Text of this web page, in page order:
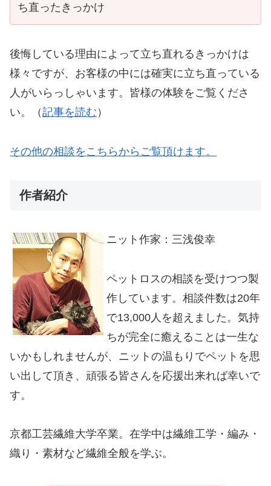
ち直ったきっかけ
後悔している理由によって立ち直れるきっかけは
様々ですが、お客様の中には確実に立ち直っている
人がいらっしゃいます。皆様の体験をご覧くださ
い。（記事を読む ）
その他の相談をこちらからご覧頂けます。
作者紹介
ニット作家：三浅俊幸
ペットロスの相談を受けつつ製
作しています。相談件数は20年
で13,000人を超えました。気持
ちが完全に癒えることは一生な
いかもしれませんが、ニットの温もりでペットを思
い出して頂き、頑張る皆さんを応援出来れば幸いで
す。
京都工芸繊維大学卒業。在学中は繊維工学・編み・
織り・素材など繊維全般を学ぶ。